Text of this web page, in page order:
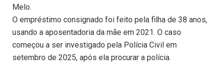
Melo.
O empréstimo consignado foi feito pela filha de 38 anos,
usando a aposentadoria da mãe em 2021. O caso
começou a ser investigado pela Polícia Civil em
setembro de 2025, após ela procurar a polícia.